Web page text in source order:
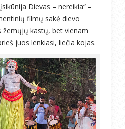
Dievas – nereikia“ –
filmų sakė dievo
žemųjų kastų, bet vienam
juos lenkiasi, liečia kojas.